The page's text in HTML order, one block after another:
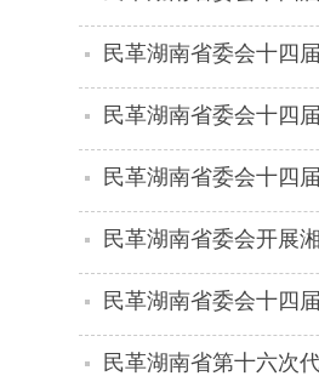
民革湖南省委会十四
民革湖南省委会十四
民革湖南省委会十四
民革湖南省委会开展
民革湖南省委会十四
民革湖南省第十六次